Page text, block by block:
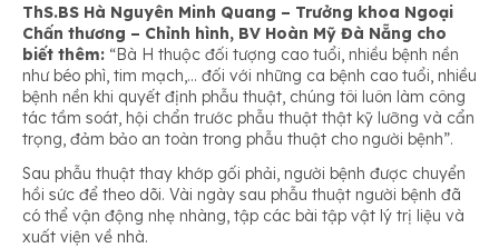
ThS.BS Hà Nguyên Minh Quang – Trưởng khoa Ngoại
Chấn thương – Chỉnh hình, BV Hoàn Mỹ Đà Nẵng cho
biết thêm: “Bà H thuộc đối tượng cao tuổi, nhiều bệnh nền
như béo phì, tim mạch,… đối với những ca bệnh cao tuổi, nhiều
bệnh nền khi quyết định phẫu thuật, chúng tôi luôn làm công
tác tầm soát, hội chẩn trước phẫu thuật thật kỹ lưỡng và cẩn
trọng, đảm bảo an toàn trong phẫu thuật cho người bệnh”.
Sau phẫu thuật thay khớp gối phải, người bệnh được chuyển
hồi sức để theo dõi. Vài ngày sau phẫu thuật người bệnh đã
có thể vận động nhẹ nhàng, tập các bài tập vật lý trị liệu và
xuất viện về nhà.